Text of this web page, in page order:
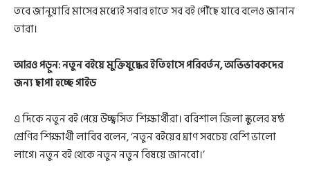
তবে জানুয়ারি মাসের মধ্যেই সবার হাতে সব বই পৌঁছে যাবে বলেও জানান
তারা।
আরও পড়ুন:নতুন বইয়ে মুক্তিযুদ্ধের ইতিহাসে পরিবর্তন, অভিভাবকদের
জন্য ছাপা হচ্ছে গাইড
এ দিকে নতুন বই পেয়ে উচ্ছ্বসিত শিক্ষার্থীরা। বরিশাল জিলা স্কুলের ষষ্ঠ
শ্রেণির শিক্ষার্থী লাবিব বলেন, ‘নতুন বইয়ের ঘ্রাণ সবচেয় বেশি ভালো
লাগে। নতুন বই থেকে নতুন নতুন বিষয়ে জানবো।’